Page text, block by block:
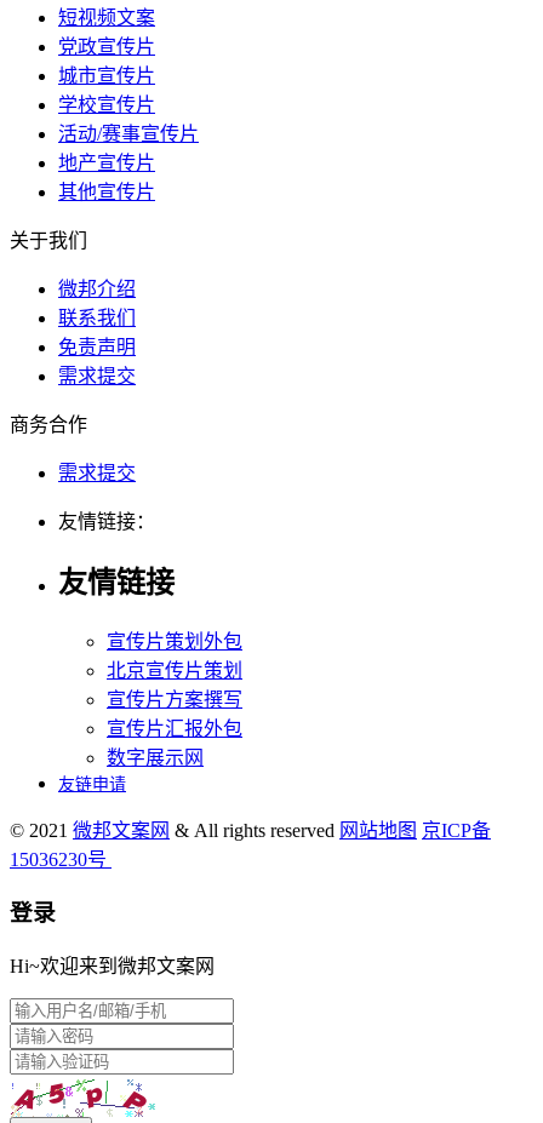
短视频文案
党政宣传片
城市宣传片
学校宣传片
活动/赛事宣传片
地产宣传片
其他宣传片
关于我们
微邦介绍
联系我们
免责声明
需求提交
商务合作
需求提交
友情链接：
友情链接
宣传片策划外包
北京宣传片策划
宣传片方案撰写
宣传片汇报外包
数字展示网
友链申请
© 2021 微邦文案网 & All rights reserved 网站地图 京ICP备
15036230号
登录
Hi~欢迎来到微邦文案网